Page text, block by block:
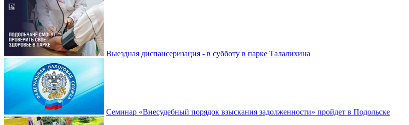
Выездная диспансеризация - в субботу в парке Талалихина
Семинар «Внесудебный порядок взыскания задолженности» пройдет в Подольске